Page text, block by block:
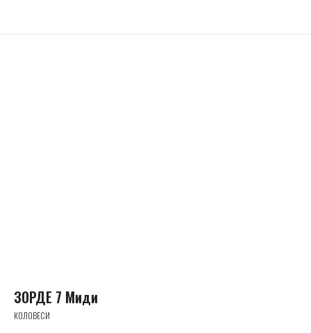
ЗОРДЕ 7 Миди
КОЛОВЕСИ